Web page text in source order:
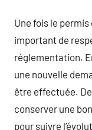
Une fois le
important de
réglementation.
une nouvelle
être effectuée.
conserver une
pour suivre